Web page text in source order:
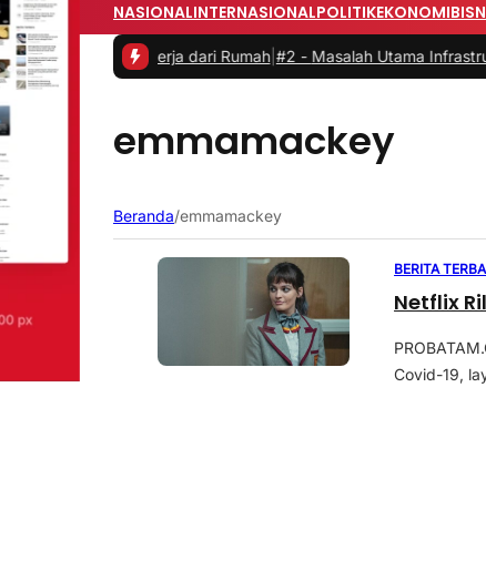
NASIONALINTERNASIONALPOLITIKEKONOMI
Bekerja dari Rumah| #2 -Masalah Utama Infrastruktur
emmamackey
Beranda/emmamackey
BERITA
Netflix
Covid-19,